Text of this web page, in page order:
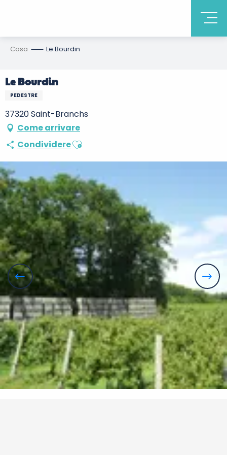
Casa Le Bourdin
Le Bourdin
PEDESTRE
37320 Saint-Branchs
Come arrivare
CondividereAjouter aux favoris